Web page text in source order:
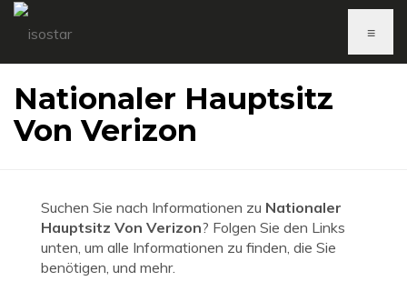
≡
Nationaler Hauptsitz
Von Verizon
Suchen Sie nach Informationen zu Nationaler
Hauptsitz Von Verizon? Folgen Sie den Links
unten, um alle Informationen zu finden, die Sie
benötigen, und mehr.